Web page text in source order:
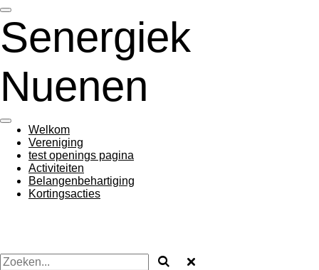
Ga
direct
naar
de
Senergiek
Nuenen
Welkom
Vereniging
test openings pagina
Activiteiten
Belangenbehartiging
Kortingsacties